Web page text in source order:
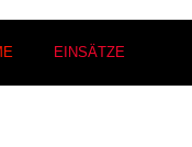
EINSÄTZE